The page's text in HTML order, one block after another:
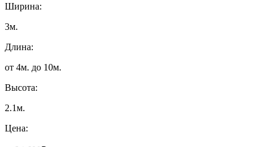
Ширина:
3м.
Длина:
от 4м. до 10м.
Высота:
2.1м.
Цена: